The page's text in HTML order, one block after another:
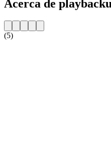
Acerca de
(5)